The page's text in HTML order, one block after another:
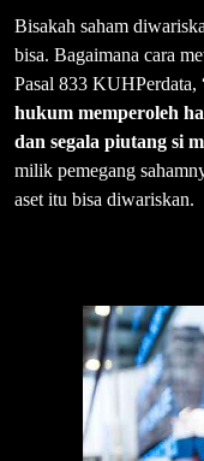
Bisakah saham
bisa. Bagaimana cara
Pasal 833 KUHPerdata,
hukum memperoleh
dan segala piutang si
milik pemegang
aset itu bisa diwariskan.